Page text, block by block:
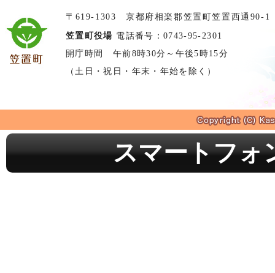
〒619-1303 京都府相楽郡笠置町笠置西通90-1
笠置町役場 電話番号：0743-95-2301
開庁時間 午前8時30分～午後5時15分
（土日・祝日・年末・年始を除く）
スマートフォ